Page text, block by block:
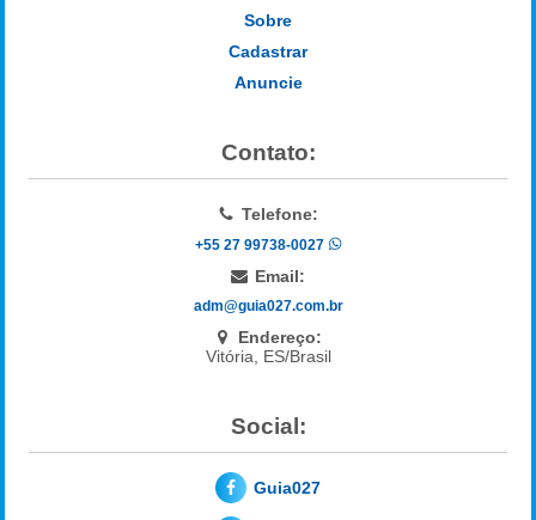
Sobre
Cadastrar
Anuncie
Contato:
Telefone:
+55 27 99738-0027
Email:
adm@guia027.com.br
Endereço:
Vitória, ES/Brasil
Social:
Guia027